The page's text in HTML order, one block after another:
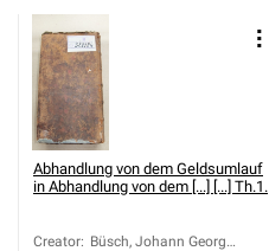
Abhandlung von dem Geldsumlauf
in Abhandlung von dem [...] [...] Th.1.
Creator: Büsch, Johann Georg